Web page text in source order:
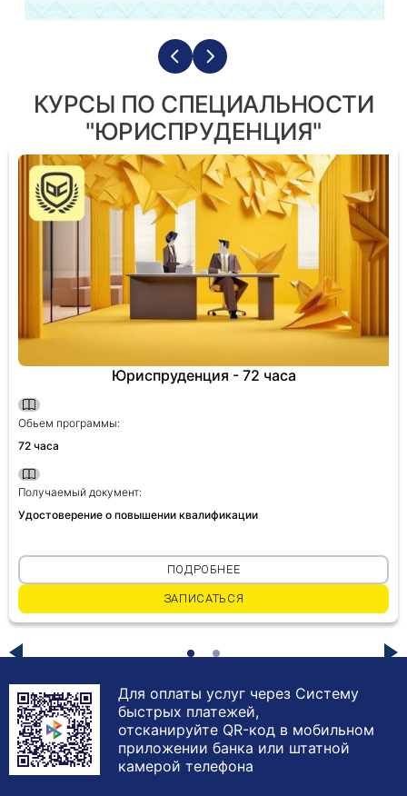
КУРСЫ ПО СПЕЦИАЛЬНОСТИ
"ЮРИСПРУДЕНЦИЯ"
Юриспруденция - 72 часа
Обьем программы:
72 часа
Получаемый документ:
Удостоверение о повышении квалификации
ПОДРОБНЕЕ
ЗАПИСАТЬСЯ
Для оплаты услуг через Систему
быстрых платежей,
отсканируйте QR-код в мобильном
приложении банка или штатной
камерой телефона